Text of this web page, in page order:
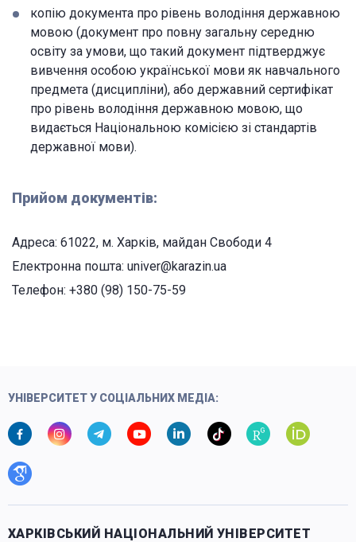
копію документа про рівень володіння державною
мовою (документ про повну загальну середню
освіту за умови, що такий документ підтверджує
вивчення особою української мови як навчального
предмета (дисципліни), або державний сертифікат
про рівень володіння державною мовою, що
видається Національною комісією зі стандартів
державної мови).
Прийом документів:
Адреса: 61022, м. Харків, майдан Свободи 4
Електронна пошта: univer@karazin.ua
Телефон: +380 (98) 150-75-59
УНІВЕРСИТЕТ У СОЦІАЛЬНИХ МЕДІА:
ХАРКІВСЬКИЙ НАЦІОНАЛЬНИЙ УНІВЕРСИТЕТ